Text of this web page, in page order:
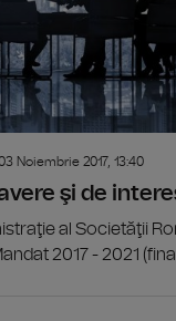
Noiembrie 2017, 13:40
şi de
al Societăţii
2017 - 2021